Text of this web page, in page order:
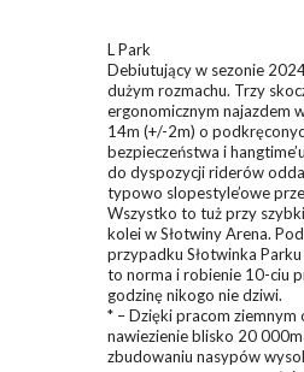
L Park
Debiutujący w sezonie
dużym rozmachu. Trzy
ergonomicznym najazdem
14m (+/-2m) o
bezpieczeństwa i
do dyspozycji riderów
typowo slopestyle’owe
Wszystko to tuż przy
kolei w Słotwiny Arena.
przypadku Słotwinka
to norma i robienie 10-ciu
godzinę nikogo nie dziwi.
* – Dzięki pracom ziemnym
nawiezienie blisko 20
zbudowaniu nasypów